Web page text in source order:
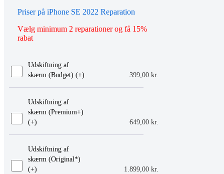
Priser på iPhone SE 2022 Reparation
Vælg minimum 2 reparationer og få 15%
rabat
Udskiftning af
skærm (Budget) (+
399,00 kr.
)
Udskiftning af
skærm (Premium+)
(+
649,00 kr.
)
Udskiftning af
skærm (Original*)
(+
1.899,00 kr.
)